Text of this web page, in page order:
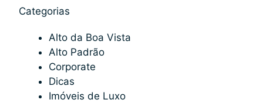
Categorias
Alto da Boa Vista
Alto Padrão
Corporate
Dicas
Imóveis de Luxo